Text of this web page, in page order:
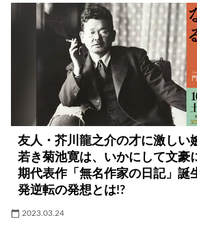
友人・芥川龍之介の才に激しい
若き菊池寛は、いかにして文豪
期代表作「無名作家の日記」誕
発逆転の発想とは!?
2023.03.24